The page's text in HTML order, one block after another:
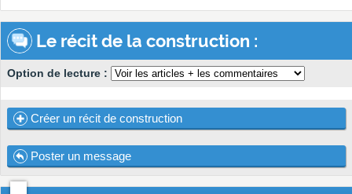
Le récit de la construction :
Option de lecture :
Créer un récit de construction
Poster un message